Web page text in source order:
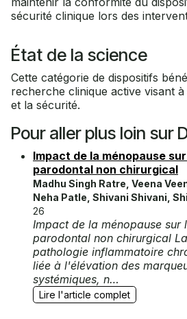
sécurité clinique lors des
État de la science
Cette catégorie de dispositifs
recherche clinique active visant
et la sécurité.
Pour aller plus loin sur
Impact de la ménopause
parodontal non chirurgical
Madhu Singh Ratre, Veena
Neha Patle, Shivani Shivani,
26
Impact de la ménopause sur
parodontal non chirurgical
pathologie inflammatoire
liée à l'élévation des
systémiques, n…
Lire l'article complet